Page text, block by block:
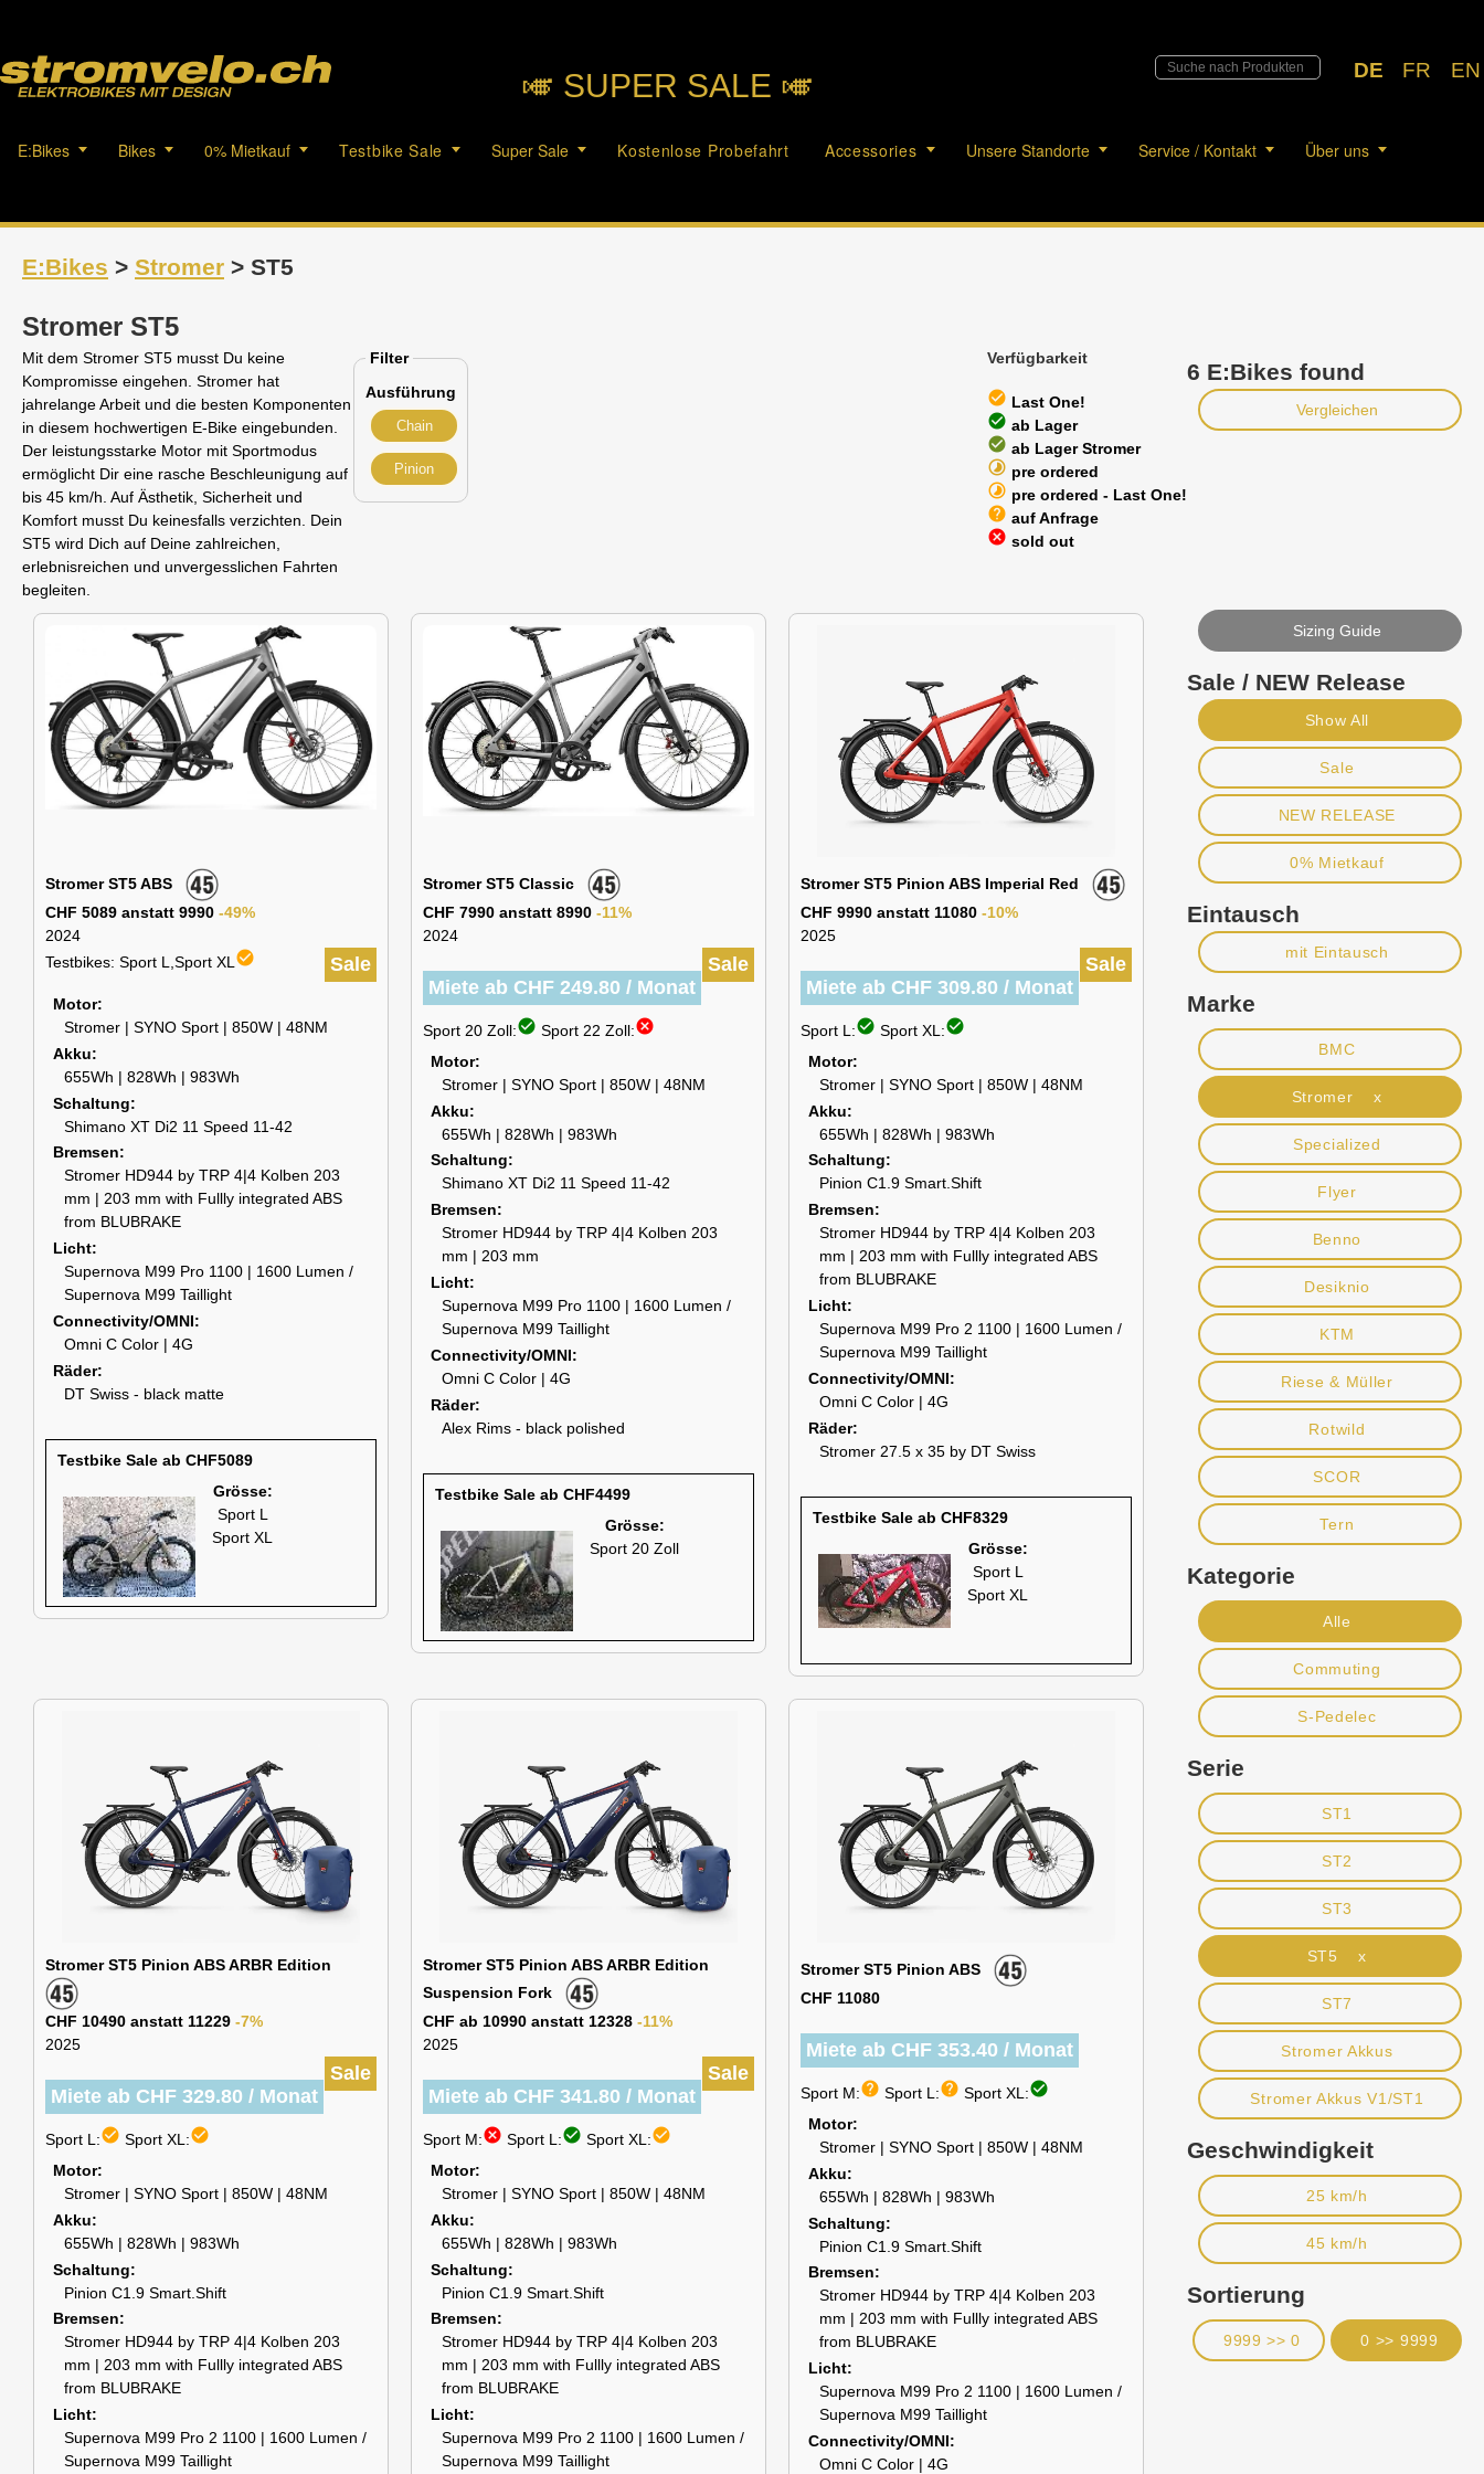
DE FR EN
🎺︎ SUPER SALE 🎺︎
E:Bikes Bikes 0% Mietkauf Testbike Sale Super Sale Kostenlose Probefahrt Accessories Unsere Standorte Service / Kontakt Über uns
E:Bikes > Stromer > ST5
Stromer ST5
Mit dem Stromer ST5 musst Du keine
Kompromisse eingehen. Stromer hat
jahrelange Arbeit und die besten Komponenten
in diesem hochwertigen E-Bike eingebunden.
Der leistungsstarke Motor mit Sportmodus
ermöglicht Dir eine rasche Beschleunigung auf
bis 45 km/h. Auf Ästhetik, Sicherheit und
Komfort musst Du keinesfalls verzichten. Dein
ST5 wird Dich auf Deine zahlreichen,
erlebnisreichen und unvergesslichen Fahrten
begleiten.
Filter
Ausführung
Chain
Pinion
Verfügbarkeit
check_circle Last One!
check_circle ab Lager
check_circle ab Lager Stromer
timelapse pre ordered
timelapse pre ordered - Last One!
help auf Anfrage
cancel sold out
6 E:Bikes found
Vergleichen
Stromer ST5 ABS
CHF 5089 anstatt 9990 -49%
2024
Sale
Testbikes: Sport L,Sport XL check_circle
Motor
Stromer | SYNO Sport | 850W | 48NM
Akku
655Wh | 828Wh | 983Wh
Schaltung
Shimano XT Di2 11 Speed 11-42
Bremsen
Stromer HD944 by TRP 4|4 Kolben 203
mm | 203 mm with Fullly integrated ABS
from BLUBRAKE
Licht
Supernova M99 Pro 1100 | 1600 Lumen /
Supernova M99 Taillight
Connectivity/OMNI
Omni C Color | 4G
Räder
DT Swiss - black matte
Testbike Sale ab CHF5089
Grösse:
Sport L
Sport XL
Stromer ST5 Classic
CHF 7990 anstatt 8990 -11%
2024
Sale
Miete ab CHF 249.80 / Monat
Sport 20 Zoll:check_circle Sport 22 Zoll:cancel
Motor
Stromer | SYNO Sport | 850W | 48NM
Akku
655Wh | 828Wh | 983Wh
Schaltung
Shimano XT Di2 11 Speed 11-42
Bremsen
Stromer HD944 by TRP 4|4 Kolben 203
mm | 203 mm
Licht
Supernova M99 Pro 1100 | 1600 Lumen /
Supernova M99 Taillight
Connectivity/OMNI
Omni C Color | 4G
Räder
Alex Rims - black polished
Testbike Sale ab CHF4499
Grösse:
Sport 20 Zoll
Stromer ST5 Pinion ABS Imperial Red
CHF 9990 anstatt 11080 -10%
2025
Sale
Miete ab CHF 309.80 / Monat
Sport L:check_circle Sport XL:check_circle
Motor
Stromer | SYNO Sport | 850W | 48NM
Akku
655Wh | 828Wh | 983Wh
Schaltung
Pinion C1.9 Smart.Shift
Bremsen
Stromer HD944 by TRP 4|4 Kolben 203
mm | 203 mm with Fullly integrated ABS
from BLUBRAKE
Licht
Supernova M99 Pro 2 1100 | 1600 Lumen /
Supernova M99 Taillight
Connectivity/OMNI
Omni C Color | 4G
Räder
Stromer 27.5 x 35 by DT Swiss
Testbike Sale ab CHF8329
Grösse:
Sport L
Sport XL
Stromer ST5 Pinion ABS ARBR Edition
CHF 10490 anstatt 11229 -7%
2025
Sale
Miete ab CHF 329.80 / Monat
Sport L:check_circle Sport XL:check_circle
Motor
Stromer | SYNO Sport | 850W | 48NM
Akku
655Wh | 828Wh | 983Wh
Schaltung
Pinion C1.9 Smart.Shift
Bremsen
Stromer HD944 by TRP 4|4 Kolben 203
mm | 203 mm with Fullly integrated ABS
from BLUBRAKE
Licht
Supernova M99 Pro 2 1100 | 1600 Lumen /
Supernova M99 Taillight
Stromer ST5 Pinion ABS ARBR Edition
Suspension Fork
CHF ab 10990 anstatt 12328 -11%
2025
Sale
Miete ab CHF 341.80 / Monat
Sport M:cancel Sport L:check_circle Sport XL:check_circle
Motor
Stromer | SYNO Sport | 850W | 48NM
Akku
655Wh | 828Wh | 983Wh
Schaltung
Pinion C1.9 Smart.Shift
Bremsen
Stromer HD944 by TRP 4|4 Kolben 203
mm | 203 mm with Fullly integrated ABS
from BLUBRAKE
Licht
Supernova M99 Pro 2 1100 | 1600 Lumen /
Supernova M99 Taillight
Stromer ST5 Pinion ABS
CHF 11080
Miete ab CHF 353.40 / Monat
Sport M:help Sport L:help Sport XL:check_circle
Motor
Stromer | SYNO Sport | 850W | 48NM
Akku
655Wh | 828Wh | 983Wh
Schaltung
Pinion C1.9 Smart.Shift
Bremsen
Stromer HD944 by TRP 4|4 Kolben 203
mm | 203 mm with Fullly integrated ABS
from BLUBRAKE
Licht
Supernova M99 Pro 2 1100 | 1600 Lumen /
Supernova M99 Taillight
Connectivity/OMNI
Omni C Color | 4G
Sizing Guide
Sale / NEW Release
Show All
Sale
NEW RELEASE
0% Mietkauf
Eintausch
mit Eintausch
Marke
BMC
Stromer x
Specialized
Flyer
Benno
Desiknio
KTM
Riese & Müller
Rotwild
SCOR
Tern
Kategorie
Alle
Commuting
S-Pedelec
Serie
ST1
ST2
ST3
ST5 x
ST7
Stromer Akkus
Stromer Akkus V1/ST1
Geschwindigkeit
25 km/h
45 km/h
Sortierung
9999 >> 0 0 >> 9999